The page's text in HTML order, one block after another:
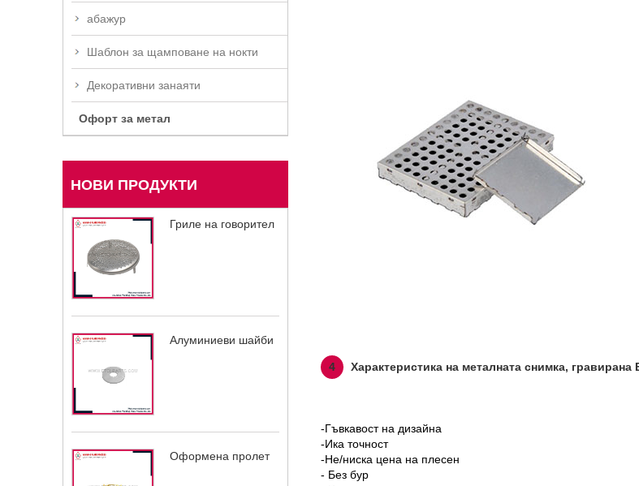
абажур
Шаблон за щамповане на нокти
Декоративни занаяти
Офорт за метал
НОВИ ПРОДУКТИ
Гриле на говорител
Алуминиеви шайби
Оформена пролет
4 Характеристика на металната снимка, гравирана
-Гъвкавост на дизайна
-Ика точност
-Не/ниска цена на плесен
- Без бур